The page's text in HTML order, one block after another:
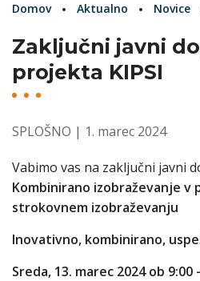
Domov Aktualno Novice
Zaključni javni
projekta KIPSI
SPLOŠNO | 1. marec 2024
Vabimo vas na zaključni javni
Kombinirano izobraževanje v
strokovnem izobraževanju
Inovativno, kombinirano,
Sreda, 13. marec 2024 ob 9:00